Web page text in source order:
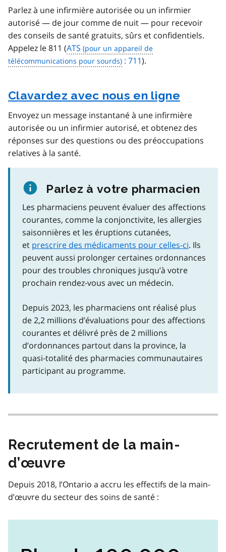
Parlez à une infirmière autorisée ou un infirmier
autorisé — de jour comme de nuit — pour recevoir
des conseils de santé gratuits, sûrs et confidentiels.
Appelez le 811 (ATS
: 711).
Clavardez avec nous en ligne
Envoyez un message instantané à une infirmière
autorisée ou un infirmier autorisé, et obtenez des
réponses sur des questions ou des préoccupations
relatives à la santé.
Parlez à votre pharmacien
Les pharmaciens peuvent évaluer des affections
courantes, comme la conjonctivite, les allergies
saisonnières et les éruptions cutanées,
et prescrire des médicaments pour celles-ci. Ils
peuvent aussi prolonger certaines ordonnances
pour des troubles chroniques jusqu’à votre
prochain rendez-vous avec un médecin.
Depuis 2023, les pharmaciens ont réalisé plus
de 2,2 millions d’évaluations pour des affections
courantes et délivré près de 2 millions
d’ordonnances partout dans la province, la
quasi‑totalité des pharmacies communautaires
participant au programme.
Recrutement de la main-
d’œuvre
Depuis 2018, l’Ontario a accru les effectifs de la main-
d’œuvre du secteur des soins de santé :